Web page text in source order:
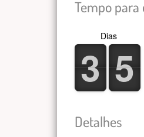
Tempo para
3
3
3
3 5
5
5
5
Dias
Detalhes